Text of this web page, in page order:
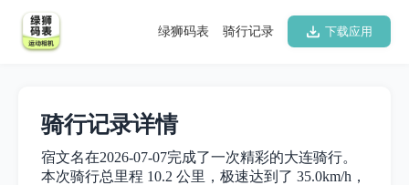
下载应用
骑行记录
绿狮码表
骑行记录详情
宿文名在2026-07-07完成了一次精彩的大连骑行。
本次骑行总里程 10.2 公里，极速达到了 35.0km/h，